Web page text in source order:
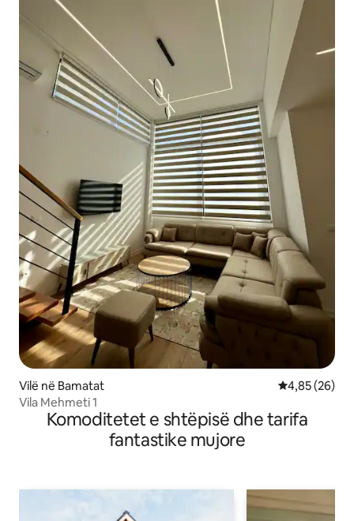
Vilë në Bamatat Vlerësimi
4,85 (26)
Vila Mehmeti 1
Komoditetet e shtëpisë dhe tarifa
fantastike mujore